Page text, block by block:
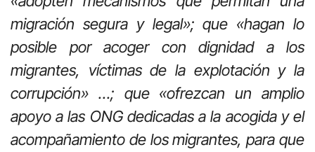
migración segura y legal»; que «hagan lo
posible por acoger con dignidad a los
migrantes, víctimas de la explotación y la
corrupción» …; que «ofrezcan un amplio
apoyo a las ONG dedicadas a la acogida y el
acompañamiento de los migrantes, para que